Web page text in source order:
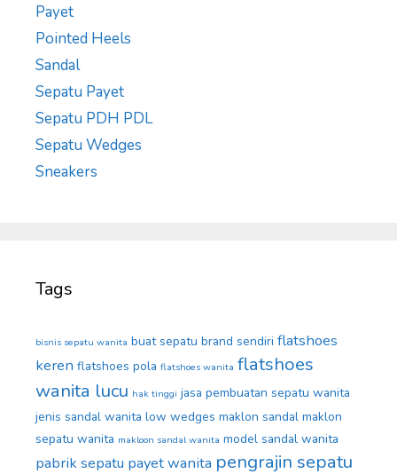
Payet
Pointed Heels
Sandal
Sepatu Payet
Sepatu PDH PDL
Sepatu Wedges
Sneakers
Tags
bisnis sepatu wanita buat sepatu brand sendiri flatshoes
keren flatshoes pola flatshoes wanita flatshoes
wanita lucu hak tinggi jasa pembuatan sepatu wanita
jenis sandal wanita low wedges maklon sandal maklon
sepatu wanita makloon sandal wanita model sandal wanita
pabrik sepatu payet wanita pengrajin sepatu